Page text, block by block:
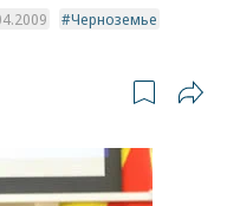
Черноземье